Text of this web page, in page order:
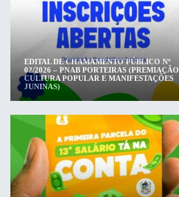
EDITAL DE CHAMAMENTO PÚBLICO Nº
02/2026 – PNAB PORTEIRAS (PREMIAÇÃO
CULTURA POPULAR E MANIFESTAÇÕES
JUNINAS)